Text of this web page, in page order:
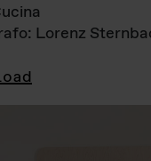
Lorenz